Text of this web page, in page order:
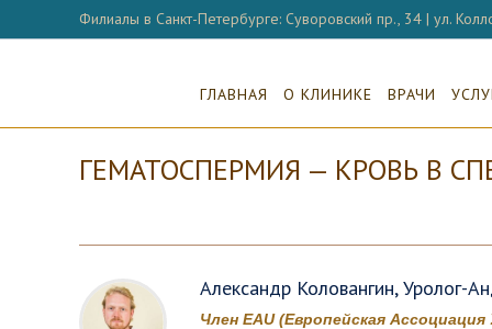
Филиалы в Санкт-Петербурге: Суворовский пр., 34 | ул.
ГЛАВНАЯ О КЛИНИКЕ ВРАЧИ
ГЕМАТОСПЕРМИЯ — КРОВЬ В
Александр Коловангин, Уролог-
Член EAU (Европейская